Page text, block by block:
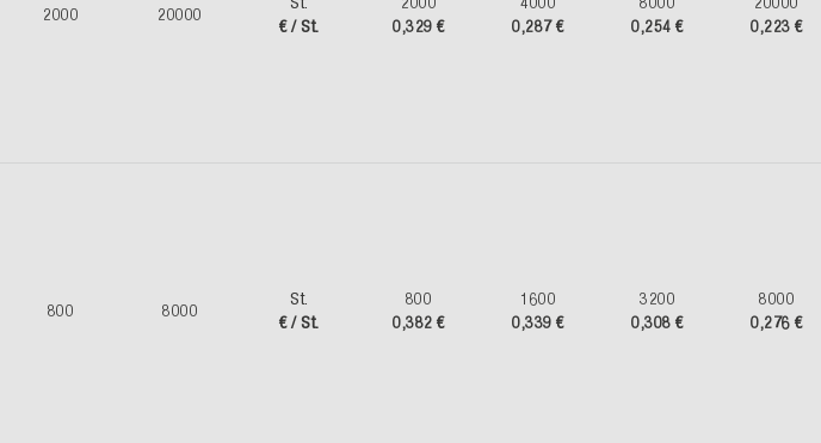
2000 20000
€ / St.
0,329 €
0,287 €
0,254 €
0,223 €
800 8000
St.
€ / St.
800
0,382 €
1600
0,339 €
3200
0,308 €
8000
0,276 €